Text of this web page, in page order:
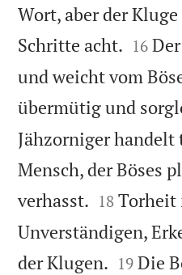
Wort, aber der
Schritte acht. 

16
und weicht vom
übermütig und
Jähzorniger
Mensch, der Böses
verhasst. 

18 Torheit
Unverständigen,
der Klugen. 

19 Die